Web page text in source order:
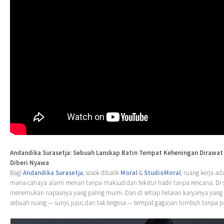
Andandika Surasetja: Sebuah Lanskap Batin Tempat Keheningan Dirawat
Diberi Nyawa
Bagi Andandika Surasetja, sosok dibalik Moral& StudioMoral, ruang kerja
mana cahaya alami menari tanpa maksud dan tekstur hadir tanpa rencana. Di
menemukan napasnya yang paling murni. Dan di setiap helaian karyanya
sebuah ruang — sunyi, jujur, dan tak tergesa — tempat gagasan tumbuh tanpa